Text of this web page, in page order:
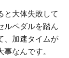
と大体失敗して
ルペダルを踏ん
、加速タイムが
なんです。